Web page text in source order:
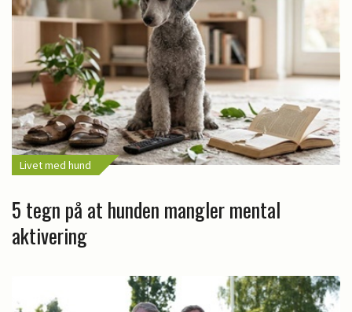
Livet med hund
5 tegn på at hunden mangler mental
aktivering